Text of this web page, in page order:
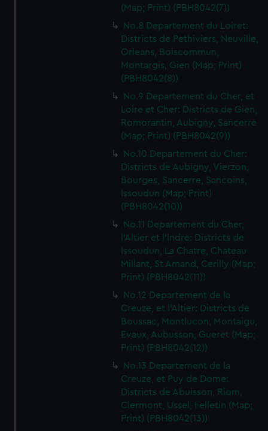
(Map; Print) (PBH8042(7))
No.8 Departement du Loiret:
Districts de Pethiviers, Neuville,
Orleans, Boiscommun,
Montargis, Gien (Map; Print)
(PBH8042(8))
No.9 Departement du Cher, et
Loire et Cher: Districts de Gien,
Romorantin, Aubigny, Sancerre
(Map; Print) (PBH8042(9))
No.10 Departement du Cher:
Districts de Aubigny, Vierzon,
Bourges, Sancerre, Sancoins,
Issoudun (Map; Print)
(PBH8042(10))
No.11 Departement du Cher,
l'Altier et l'Indre: Districts de
Issoudun, La Chatre, Chateau
Millant, St Amand, Cerilly (Map;
Print) (PBH8042(11))
No.12 Departement de la
Creuze, et l'Altier: Districts de
Boussac, Montlucon, Montaigu,
Evaux, Aubusson, Gueret (Map;
Print) (PBH8042(12))
No.13 Departement de la
Creuze, et Puy de Dome:
Districts de Abuisson, Riom,
Clermont, Ussel, Felletin (Map;
Print) (PBH8042(13))